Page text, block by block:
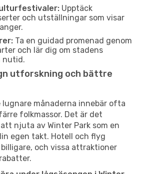
Upptäck
och utställningar som visar
Ta en guidad promenad genom
och lär dig om stadens
nutid.
utforskning och bättre
månaderna innebär ofta
folkmassor. Det är det
njuta av Winter Park som en
egen takt. Hotell och flyg
och vissa attraktioner